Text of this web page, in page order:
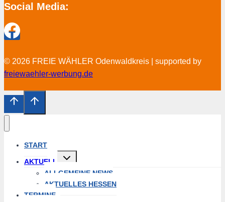
Social Media:
© 2026 FREIE WÄHLER Odenwaldkreis | supported by
freiewaehler-werbung.de
START
AKTUELL
Untermenü
öffnen
ALLGEMEINE NEWS
AKTUELLES HESSEN
TERMINE